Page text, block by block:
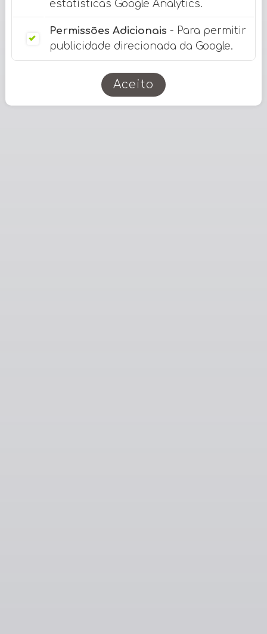
estatísticas Google Analytics.
Permissões Adicionais - Para permitir
publicidade direcionada da Google.
Aceito